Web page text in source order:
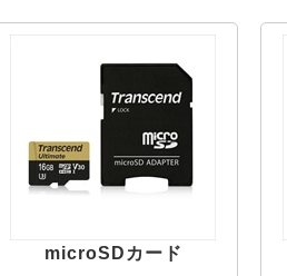
microSDカード